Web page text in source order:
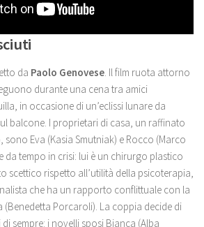
da Paolo Genovese . Il film ruota attorno
durante una cena tra amici
in occasione di un’eclissi lunare da
balcone. I proprietari di casa, un raffinato
Eva (Kasia Smutniak) e Rocco (Marco
da tempo in crisi: lui è un chirurgo plastico
scettico rispetto all’utilità della psicoterapia,
che ha un rapporto conflittuale con la
(Benedetta Porcaroli). La coppia decide di
sempre: i novelli sposi Bianca (Alba